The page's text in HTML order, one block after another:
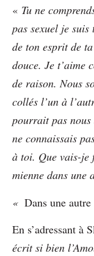
« Tu ne
pas sexuel je
de ton esprit de
douce. Je t’aime
de raison. Nous
collés l’un à
pourrait pas nous
ne connaissais
à toi. Que vais-je
mienne dans une
« Dans une
En s’adressant à
écrit si bien